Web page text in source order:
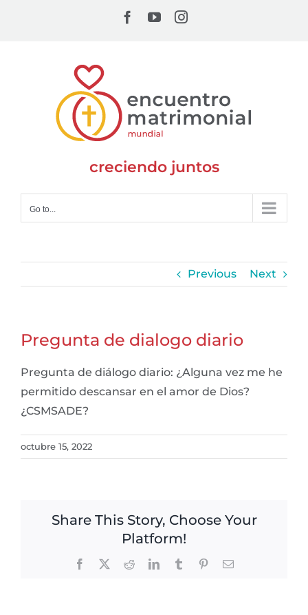
Facebook
YouTubeInstagram
creciendo juntos
Go to...
Previous Next
Pregunta de dialogo diario
Pregunta de diálogo diario: ¿Alguna vez me he
permitido descansar en el amor de Dios?
¿CSMSADE?
octubre 15, 2022
Share This Story, Choose Your
Platform!
Facebook RedditLinkedInTumblr PinterestEmail